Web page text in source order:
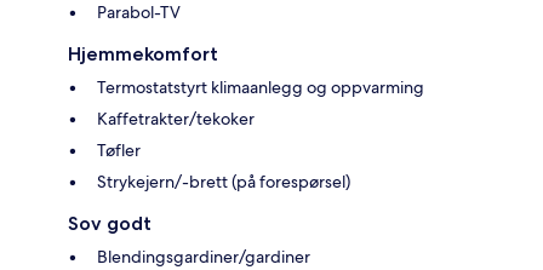
Parabol-TV
Hjemmekomfort
Termostatstyrt klimaanlegg og oppvarming
Kaffetrakter/tekoker
Tøfler
Strykejern/-brett (på forespørsel)
Sov godt
Blendingsgardiner/gardiner